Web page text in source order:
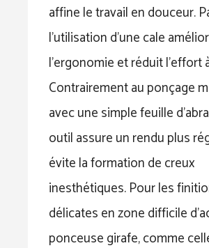
affine le travail en douceur.
l’utilisation d’une cale
l’ergonomie et réduit l’effort
Contrairement au ponçage
avec une simple feuille
outil assure un rendu plus
évite la formation de creux
inesthétiques. Pour les
délicates en zone difficile
ponceuse girafe, comme